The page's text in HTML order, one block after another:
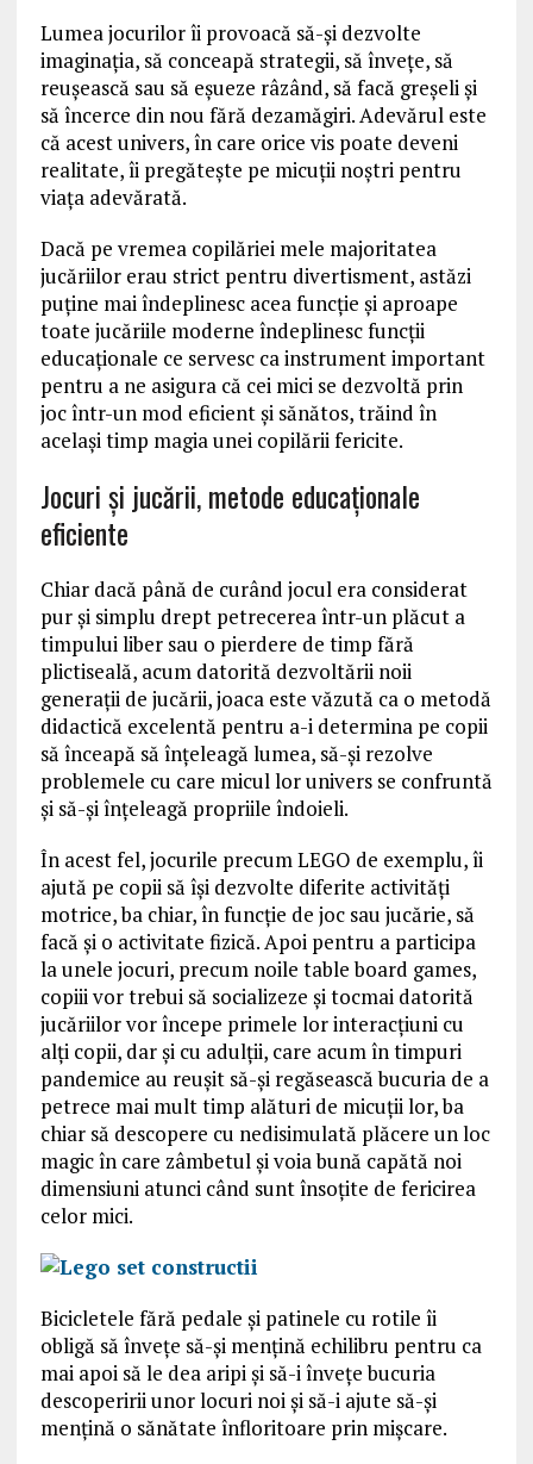
Lumea jocurilor îi provoacă să-și dezvolte
imaginația, să conceapă strategii, să învețe, să
reușească sau să eșueze râzând, să facă greșeli și
să încerce din nou fără dezamăgiri. Adevărul este
că acest univers, în care orice vis poate deveni
realitate, îi pregătește pe micuții noștri pentru
viața adevărată.
Dacă pe vremea copilăriei mele majoritatea
jucăriilor erau strict pentru divertisment, astăzi
puține mai îndeplinesc acea funcție și aproape
toate jucăriile moderne îndeplinesc funcții
educaționale ce servesc ca instrument important
pentru a ne asigura că cei mici se dezvoltă prin
joc într-un mod eficient și sănătos, trăind în
același timp magia unei copilării fericite.
Jocuri și jucării, metode educaționale
eficiente
Chiar dacă până de curând jocul era considerat
pur și simplu drept petrecerea într-un plăcut a
timpului liber sau o pierdere de timp fără
plictiseală, acum datorită dezvoltării noii
generații de jucării, joaca este văzută ca o metodă
didactică excelentă pentru a-i determina pe copii
să înceapă să înțeleagă lumea, să-și rezolve
problemele cu care micul lor univers se confruntă
și să-și înțeleagă propriile îndoieli.
În acest fel, jocurile precum LEGO de exemplu, îi
ajută pe copii să își dezvolte diferite activități
motrice, ba chiar, în funcție de joc sau jucărie, să
facă și o activitate fizică. Apoi pentru a participa
la unele jocuri, precum noile table board games,
copiii vor trebui să socializeze și tocmai datorită
jucăriilor vor începe primele lor interacțiuni cu
alți copii, dar și cu adulții, care acum în timpuri
pandemice au reușit să-și regăsească bucuria de a
petrece mai mult timp alături de micuții lor, ba
chiar să descopere cu nedisimulată plăcere un loc
magic în care zâmbetul și voia bună capătă noi
dimensiuni atunci când sunt însoțite de fericirea
celor mici.
Bicicletele fără pedale și patinele cu rotile îi
obligă să învețe să-și mențină echilibru pentru ca
mai apoi să le dea aripi și să-i învețe bucuria
descoperirii unor locuri noi și să-i ajute să-și
mențină o sănătate înfloritoare prin mișcare.